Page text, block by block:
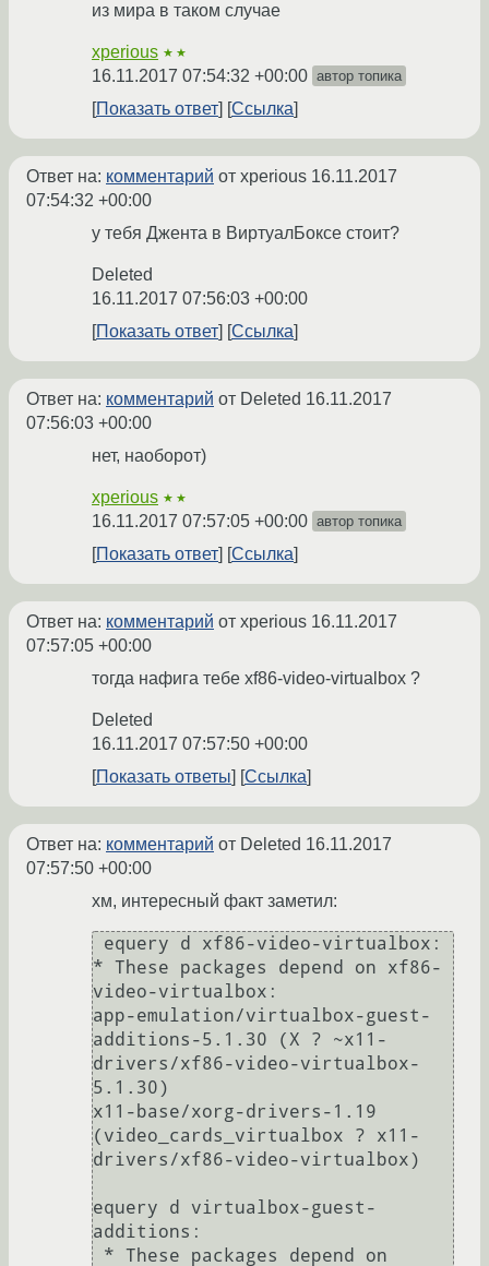
из мира в таком случае
xperious ★★
16.11.2017 07:54:32 +00:00 автор топика
Показать ответ Ссылка
Ответ на: комментарий от xperious 16.11.2017
07:54:32 +00:00
у тебя Джента в ВиртуалБоксе стоит?
Deleted
16.11.2017 07:56:03 +00:00
Показать ответ
Ссылка
Ответ на: комментарий от Deleted 16.11.2017
07:56:03 +00:00
нет, наоборот)
xperious ★★
16.11.2017 07:57:05 +00:00 автор топика
Показать ответ Ссылка
Ответ на: комментарий от xperious 16.11.2017
07:57:05 +00:00
тогда нафига тебе xf86-video-virtualbox ?
Deleted
16.11.2017 07:57:50 +00:00
Показать ответы
Ссылка
Ответ на: комментарий от Deleted 16.11.2017
07:57:50 +00:00
хм, интересный факт заметил:
* These packages depend on xf86-
video-virtualbox:
app-emulation/virtualbox-guest-
additions-5.1.30 (X ? ~x11-
drivers/xf86-video-virtualbox-
5.1.30)
x11-base/xorg-drivers-1.19
(video_cards_virtualbox ? x11-
drivers/xf86-video-virtualbox)
equery d virtualbox-guest-
additions: